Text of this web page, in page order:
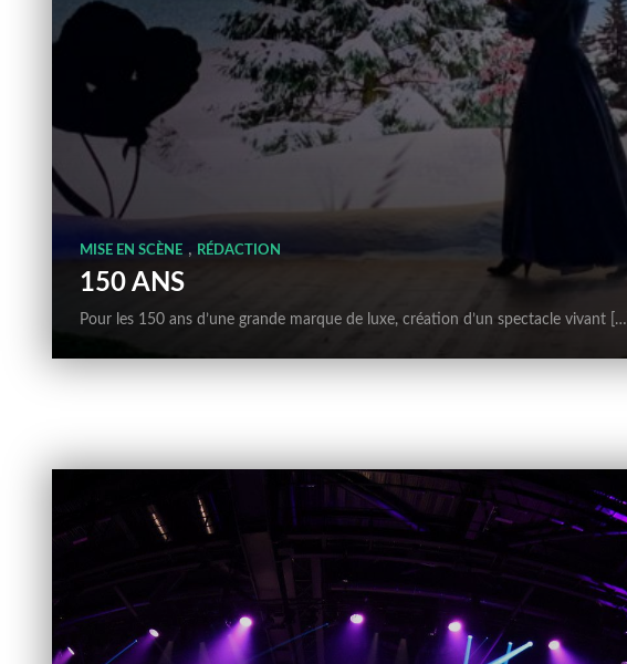
MISE EN SCÈNE , RÉDACTION
150 ANS
Pour les 150 ans d’une grande marque de luxe, création d’un spectacle vivant […]